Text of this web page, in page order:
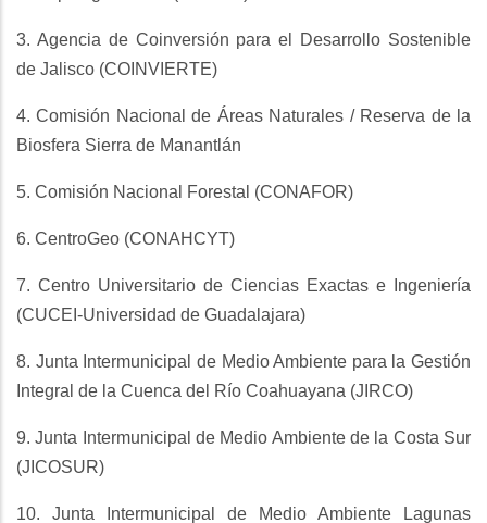
3. Agencia de Coinversión para el Desarrollo Sostenible
de Jalisco (COINVIERTE)
4. Comisión Nacional de Áreas Naturales / Reserva de la
Biosfera Sierra de Manantlán
5. Comisión Nacional Forestal (CONAFOR)
6. CentroGeo (CONAHCYT)
7. Centro Universitario de Ciencias Exactas e Ingeniería
(CUCEI-Universidad de Guadalajara)
8. Junta Intermunicipal de Medio Ambiente para la Gestión
Integral de la Cuenca del Río Coahuayana (JIRCO)
9. Junta Intermunicipal de Medio Ambiente de la Costa Sur
(JICOSUR)
10. Junta Intermunicipal de Medio Ambiente Lagunas